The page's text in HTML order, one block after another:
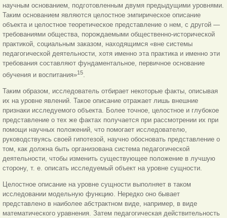
научным основанием, подготовленным двумя предыдущими уровнями.
Таким основанием являются целостное эмпирическое описание
объекта и целостное теоретическое представление о нем, с другой —
требованиями общества, порождаемыми общественно-исторической
практикой, социальным заказом, находящимся «вне системы
педагогической деятельности, хотя именно эта практика и именно эти
требования составляют фундаментальное, первичное основание
обучения и воспитания»15.
Таким образом, исследователь отбирает некоторые факты, описывая
их на уровне явлений. Такое описание отражает лишь внешние
признаки исследуемого объекта. Более точное, целостное и глубокое
представление о тех же фактах получается при рассмотрении их при
помощи научных положений, что помогает исследователю,
руководствуясь своей гипотезой, научно обосновать представление о
том, как должна быть организована система педагогической
деятельности, чтобы изменить существующее положение в лучшую
сторону, т. е. описать исследуемый объект на уровне сущности.
Целостное описание на уровне сущности выполняет в таком
исследовании модельную функцию. Нередко оно бывает
представлено в наиболее абстрактном виде, например, в виде
математического уравнения. Затем педагогическая действительность